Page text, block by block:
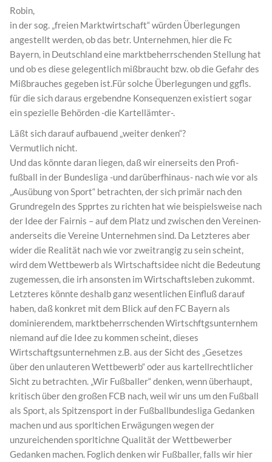
Robin,
in der sog. „freien Marktwirtschaft“ würden Überlegungen
angestellt werden, ob das betr. Unternehmen, hier die Fc
Bayern, in Deutschland eine marktbeherrschenden Stellung hat
und ob es diese gelegentlich mißbraucht bzw. ob die Gefahr des
Mißbrauches gegeben ist.Für solche Überlegungen und ggfls.
für die sich daraus ergebendne Konsequenzen existiert sogar
ein spezielle Behörden -die Kartellämter-.
Läßt sich darauf aufbauend „weiter denken“?
Vermutlich nicht.
Und das könnte daran liegen, daß wir einerseits den Profi-
fußball in der Bundesliga -und darüberfhinaus- nach wie vor als
„Ausübung von Sport“ betrachten, der sich primär nach den
Grundregeln des Spprtes zu richten hat wie beispielsweise nach
der Idee der Fairnis – auf dem Platz und zwischen den Vereinen-
anderseits die Vereine Unternehmen sind. Da Letzteres aber
wider die Realität nach wie vor zweitrangig zu sein scheint,
wird dem Wettbewerb als Wirtschaftsidee nicht die Bedeutung
zugemessen, die irh ansonsten im Wirtschaftsleben zukommt.
Letzteres könnte deshalb ganz wesentlichen Einfluß darauf
haben, daß konkret mit dem Blick auf den FC Bayern als
dominierendem, marktbeherrschenden Wirtschftgsunternhem
niemand auf die Idee zu kommen scheint, dieses
Wirtschaftgsunternehmen z.B. aus der Sicht des „Gesetzes
über den unlauteren Wettbewerb“ oder aus kartellrechtlicher
Sicht zu betrachten. „Wir Fußballer“ denken, wenn überhaupt,
kritisch über den großen FCB nach, weil wir uns um den Fußball
als Sport, als Spitzensport in der Fußballbundesliga Gedanken
machen und aus sporltichen Erwägungen wegen der
unzureichenden sporltichne Qualität der Wettbewerber
Gedanken machen. Foglich denken wir Fußballer, falls wir hier